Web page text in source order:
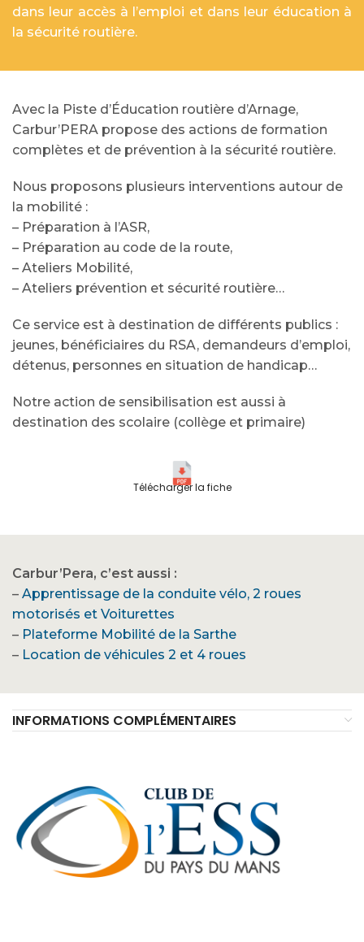
dans leur accès à l’emploi et dans leur éducation à
la sécurité routière.
Avec la Piste d’Éducation routière d’Arnage,
Carbur’PERA propose des actions de formation
complètes et de prévention à la sécurité routière.
Nous proposons plusieurs interventions autour de
la mobilité :
– Préparation à l’ASR,
– Préparation au code de la route,
– Ateliers Mobilité,
– Ateliers prévention et sécurité routière…
Ce service est à destination de différents publics :
jeunes, bénéficiaires du RSA, demandeurs d’emploi,
détenus, personnes en situation de handicap…
Notre action de sensibilisation est aussi à
destination des scolaire (collège et primaire)
Télécharger la fiche
Carbur’Pera, c’est aussi :
– Apprentissage de la conduite vélo, 2 roues
motorisés et Voiturettes
– Plateforme Mobilité de la Sarthe
– Location de véhicules 2 et 4 roues
INFORMATIONS COMPLÉMENTAIRES